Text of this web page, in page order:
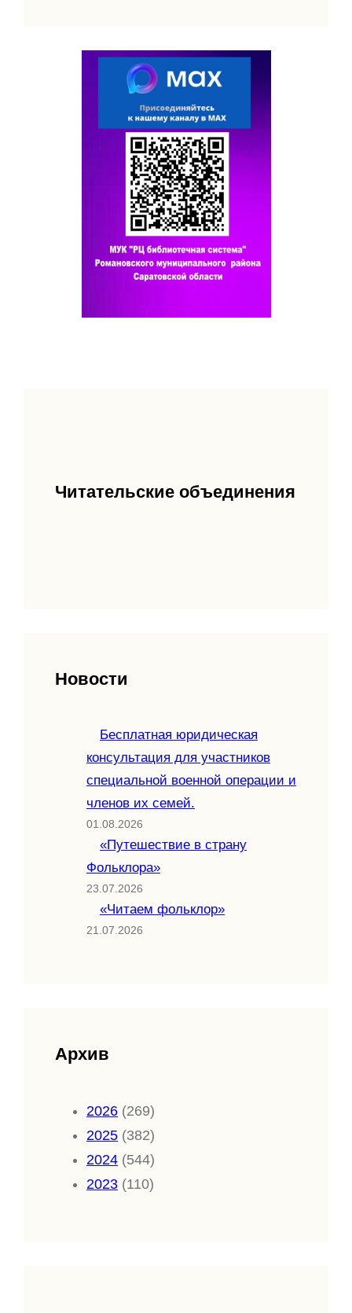
Читательские объединения
Новости
Бесплатная юридическая
консультация для участников
специальной военной операции и
членов их семей.
01.08.2026
«Путешествие в страну
Фольклора»
23.07.2026
«Читаем фольклор»
21.07.2026
Архив
2026 (269)
2025 (382)
2024 (544)
2023 (110)